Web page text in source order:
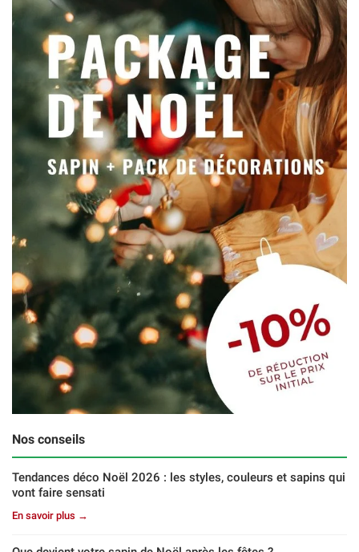
Nos conseils
Tendances déco Noël 2026 : les styles, couleurs et sapins qui
vont faire sensati
En savoir plus →